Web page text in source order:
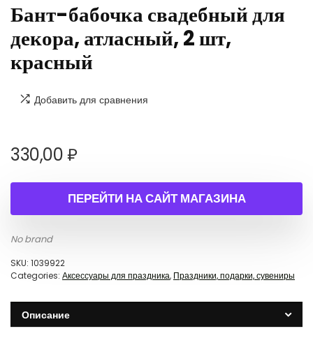
Бант-бабочка свадебный для
декора, атласный, 2 шт,
красный
Добавить для сравнения
330,00₽
ПЕРЕЙТИ НА САЙТ МАГАЗИНА
No brand
SKU: 1039922
Categories: Аксессуары для праздника, Праздники, подарки, сувениры
Описание